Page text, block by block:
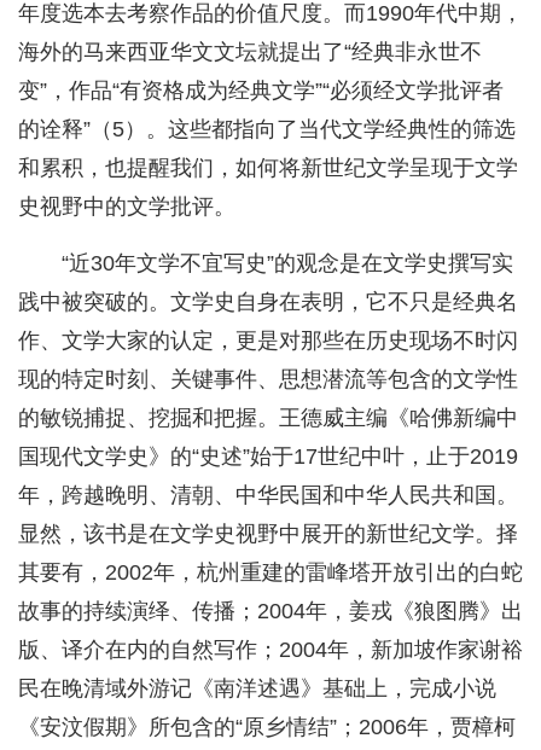
年度选本去考察作品的价值尺度。而1990年代中期，
海外的马来西亚华文文坛就提出了“经典非永世不
变”，作品“有资格成为经典文学”“必须经文学批评者
的诠释”（5）。这些都指向了当代文学经典性的筛选
和累积，也提醒我们，如何将新世纪文学呈现于文学
史视野中的文学批评。
“近30年文学不宜写史”的观念是在文学史撰写实
践中被突破的。文学史自身在表明，它不只是经典名
作、文学大家的认定，更是对那些在历史现场不时闪
现的特定时刻、关键事件、思想潜流等包含的文学性
的敏锐捕捉、挖掘和把握。王德威主编《哈佛新编中
国现代文学史》的“史述”始于17世纪中叶，止于2019
年，跨越晚明、清朝、中华民国和中华人民共和国。
显然，该书是在文学史视野中展开的新世纪文学。择
其要有，2002年，杭州重建的雷峰塔开放引出的白蛇
故事的持续演绎、传播；2004年，姜戎《狼图腾》出
版、译介在内的自然写作；2004年，新加坡作家谢裕
民在晚清域外游记《南洋述遇》基础上，完成小说
《安汶假期》所包含的“原乡情结”；2006年，贾樟柯